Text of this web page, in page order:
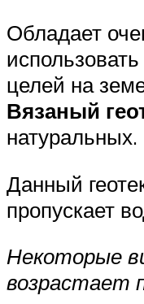
Обладает
целей на
Вязаный
Данный
пропускает
Некоторые
возрастает